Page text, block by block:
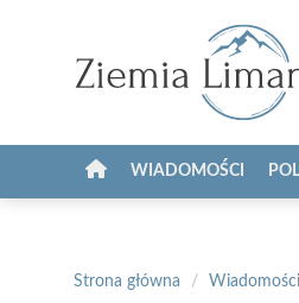
WIADOMOŚCI
Strona główna / Wiadomości